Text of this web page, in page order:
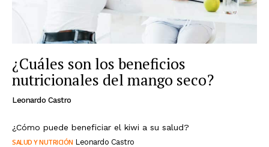
¿Cuáles son los beneficios
nutricionales del mango seco?
Leonardo Castro
¿Cómo puede beneficiar el kiwi a su salud?
SALUD Y NUTRICIÓN Leonardo Castro